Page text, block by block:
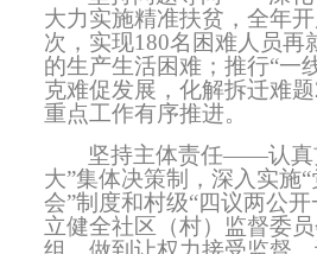
大力实施精准扶贫，全年开
次，实现180名困难人员再
的生产生活困难；推行“一
克难促发展，化解拆迁难题
重点工作有序推进。
坚持主体责任——认真
大”集体决策制，深入实施
会”制度和村级“四议两公
立健全社区（村）监督委